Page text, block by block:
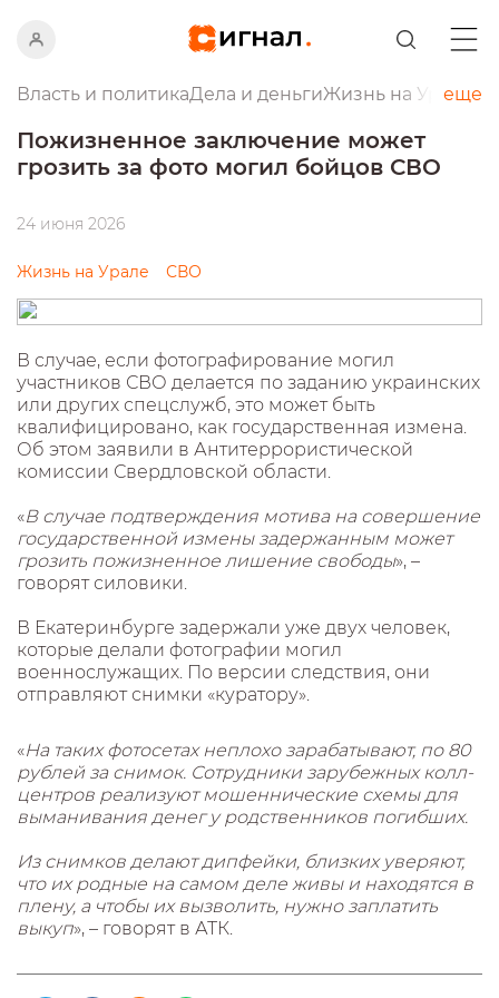
Власть и политикаДела и деньгиЖизнь на Урале
еще
Пожизненное заключение может
грозить за фото могил бойцов СВО
24 июня 2026
Жизнь на Урале СВО
В случае, если фотографирование могил
участников СВО делается по заданию украинских
или других спецслужб, это может быть
квалифицировано, как государственная измена.
Об этом заявили в Антитеррористической
комиссии Свердловской области.
«В случае подтверждения мотива на совершение
государственной измены задержанным может
грозить пожизненное лишение свободы», –
говорят силовики.
В Екатеринбурге задержали уже двух человек,
которые делали фотографии могил
военнослужащих. По версии следствия, они
отправляют снимки «куратору».
«На таких фотосетах неплохо зарабатывают, по 80
рублей за снимок. Сотрудники зарубежных колл-
центров реализуют мошеннические схемы для
выманивания денег у родственников погибших.
Из снимков делают дипфейки, близких уверяют,
что их родные на самом деле живы и находятся в
плену, а чтобы их вызволить, нужно заплатить
выкуп», – говорят в АТК.